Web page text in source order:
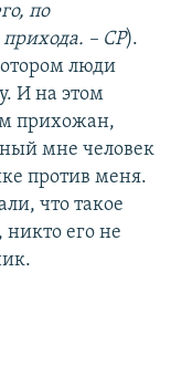
по
прихода. – СР).
люди
И на этом
прихожан,
мне человек
против меня.
что такое
никто его не